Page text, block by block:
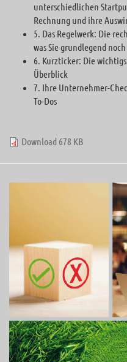
unterschiedlichen
Rechnung und ihre
5. Das Regelwerk: Die
was Sie grundlegend
6. Kurzticker: Die
Überblick
7. Ihre Unternehmer-
To-Dos
Download 678 KB